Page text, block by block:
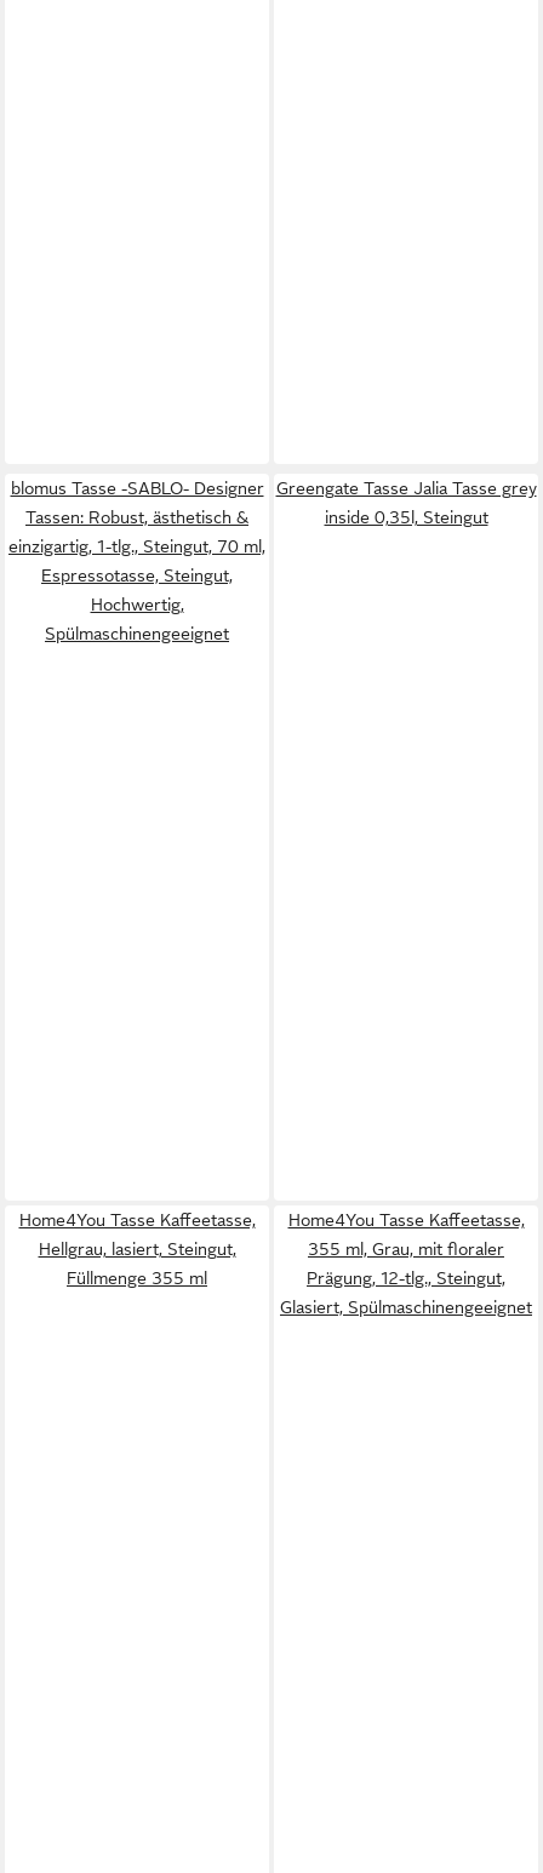
blomus Tasse -SABLO- Designer
Tassen: Robust, ästhetisch &
einzigartig, 1-tlg., Steingut, 70 ml,
Espressotasse, Steingut,
Hochwertig,
Spülmaschinengeeignet
Greengate Tasse Jalia Tasse grey
inside 0,35l, Steingut
Home4You Tasse Kaffeetasse,
Hellgrau, lasiert, Steingut,
Füllmenge 355 ml
Home4You Tasse Kaffeetasse,
355 ml, Grau, mit floraler
Prägung, 12-tlg., Steingut,
Glasiert, Spülmaschinengeeignet